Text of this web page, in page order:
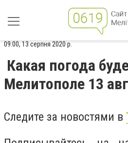
09:00, 13 серпня 2020 р.
Какая погода
Мелитополе 13
Следите за новостями в